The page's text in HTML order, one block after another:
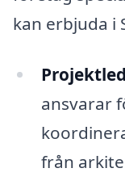
kan erbjuda i
ansvarar
från